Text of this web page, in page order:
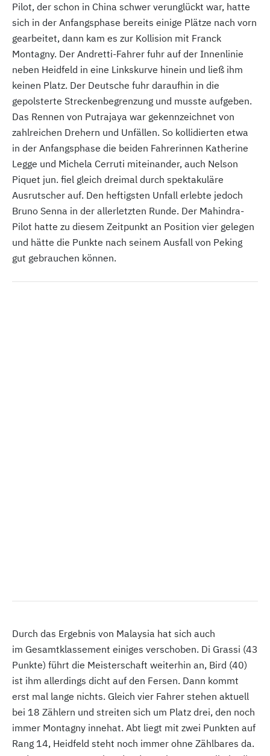
Pilot, der schon in China schwer verunglückt war, hatte
sich in der Anfangsphase bereits einige Plätze nach vorn
gearbeitet, dann kam es zur Kollision mit Franck
Montagny. Der Andretti-Fahrer fuhr auf der Innenlinie
neben Heidfeld in eine Linkskurve hinein und ließ ihm
keinen Platz. Der Deutsche fuhr daraufhin in die
gepolsterte Streckenbegrenzung und musste aufgeben.
Das Rennen von Putrajaya war gekennzeichnet von
zahlreichen Drehern und Unfällen. So kollidierten etwa
in der Anfangsphase die beiden Fahrerinnen Katherine
Legge und Michela Cerruti miteinander, auch Nelson
Piquet jun. fiel gleich dreimal durch spektakuläre
Ausrutscher auf. Den heftigsten Unfall erlebte jedoch
Bruno Senna in der allerletzten Runde. Der Mahindra-
Pilot hatte zu diesem Zeitpunkt an Position vier gelegen
und hätte die Punkte nach seinem Ausfall von Peking
gut gebrauchen können.
Durch das Ergebnis von Malaysia hat sich auch
im Gesamtklassement einiges verschoben. Di Grassi (43
Punkte) führt die Meisterschaft weiterhin an, Bird (40)
ist ihm allerdings dicht auf den Fersen. Dann kommt
erst mal lange nichts. Gleich vier Fahrer stehen aktuell
bei 18 Zählern und streiten sich um Platz drei, den noch
immer Montagny innehat. Abt liegt mit zwei Punkten auf
Rang 14, Heidfeld steht noch immer ohne Zählbares da.